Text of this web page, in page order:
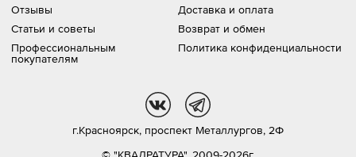
Отзывы
Статьи и советы
Профессиональным
покупателям
Доставка и оплата
Возврат и обмен
Политика конфиденциальности
г.Красноярск, проспект Металлургов, 2Ф
tg